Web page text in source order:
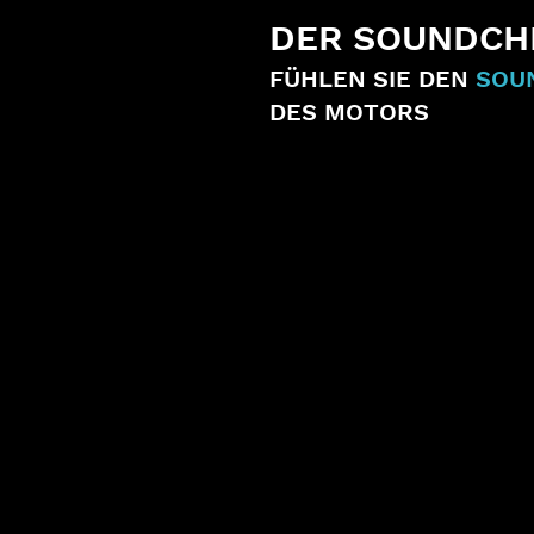
DER
FÜHLEN SIE DEN
DES MOTORS